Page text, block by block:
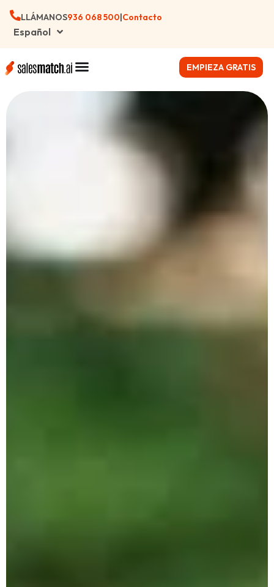
LLÁMANOS‪936 068 500|Contacto
Español
EMPIEZA GRATIS